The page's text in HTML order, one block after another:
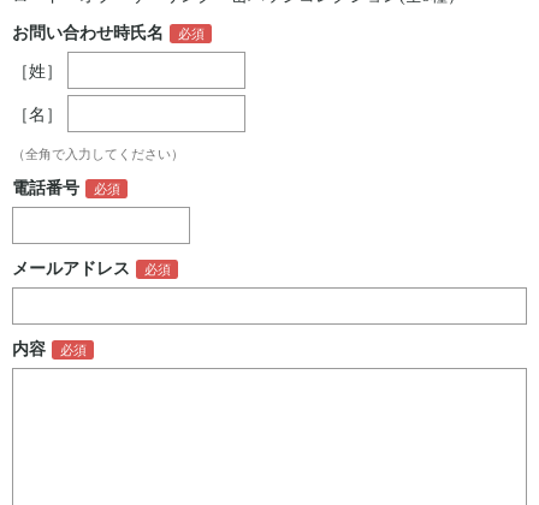
お問い合わせ時氏名
［姓］
［名］
（全角で入力してください）
電話番号
メールアドレス
内容